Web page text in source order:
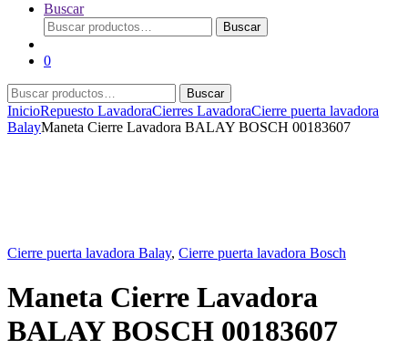
Buscar
Buscar
por:
Buscar
0
Buscar
por:
Buscar
InicioRepuesto LavadoraCierres LavadoraCierre puerta lavadora
BalayManeta Cierre Lavadora BALAY BOSCH 00183607
Cierre puerta lavadora Balay, Cierre puerta lavadora Bosch
Maneta Cierre Lavadora
BALAY BOSCH 00183607